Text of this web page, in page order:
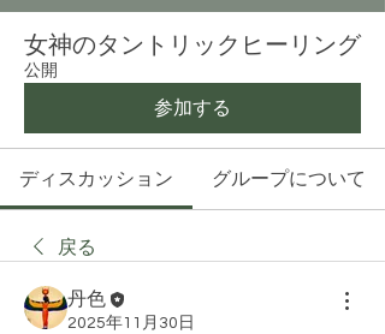
女神のタントリックヒーリング
公開
参加する
ディスカッション グループについて
戻る
丹色
2025年11月30日